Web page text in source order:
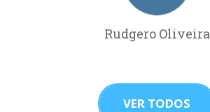
Rudgero Oliveira
VER TODOS